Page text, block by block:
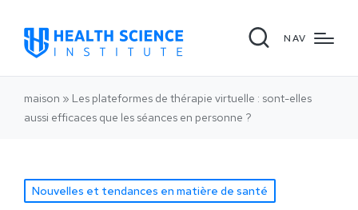
NAV
maison » Les plateformes de thérapie virtuelle : sont-elles
aussi efficaces que les séances en personne ?
Nouvelles et tendances en matière de santé